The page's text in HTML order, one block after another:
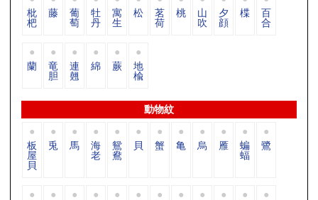
枇
杷
藤 葡
萄
牡
丹
寓
生
松 茗
荷
桃 山
吹
夕
顔
楪 百
合
蘭 竜
胆
連
翹
綿 蕨 地
楡
動物紋
板
屋
貝
兎 馬 海
老
鴛
鴦
貝 蟹 亀 烏 雁 蝙
蝠
鷺